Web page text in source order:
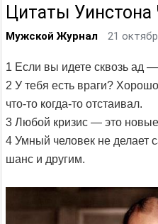
Цитаты Уинстона
Мужской Журнал 21
1 Если вы идете сквозь ад
2 У тебя есть враги?
что-то когда-то отстаивал.
3 Любой кризис — это
4 Умный человек не делает
шанс и другим.